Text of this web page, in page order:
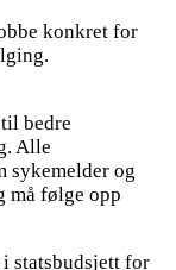
konkret for
bedre
Alle
sykemelder og
må følge opp
statsbudsjett for